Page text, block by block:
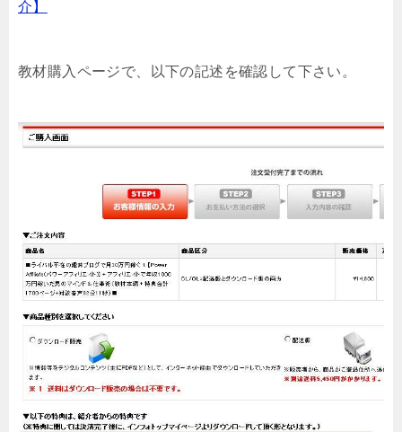
介】
教材購入ページで、以下の記述を確認して下さい。